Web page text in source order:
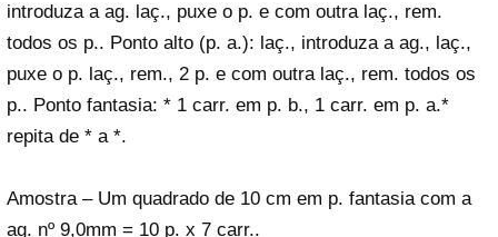
introduza a ag. laç., puxe o p. e com outra laç., rem.
todos os p.. Ponto alto (p. a.): laç., introduza a ag., laç.,
puxe o p. laç., rem., 2 p. e com outra laç., rem. todos os
p.. Ponto fantasia: * 1 carr. em p. b., 1 carr. em p. a.*
repita de * a *.
Amostra – Um quadrado de 10 cm em p. fantasia com a
ag. nº 9,0mm = 10 p. x 7 carr..